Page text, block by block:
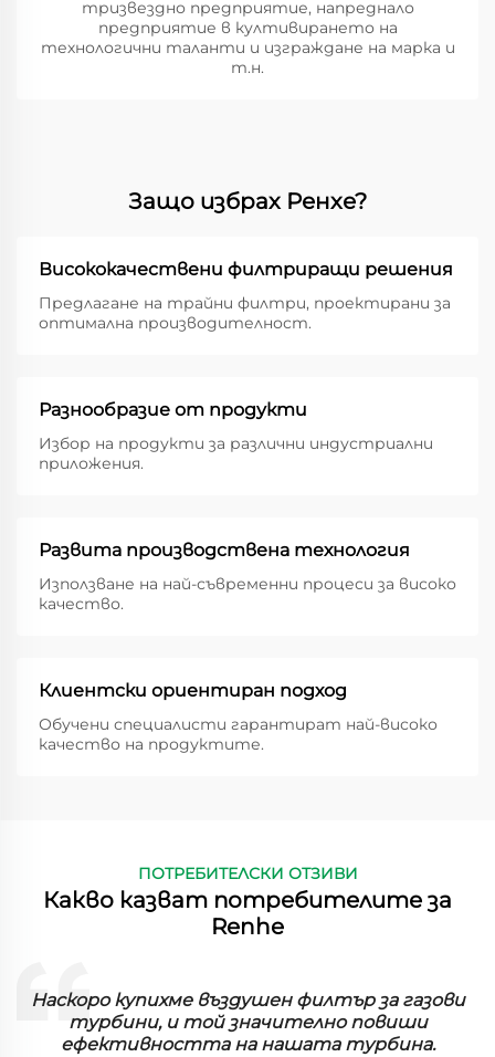
тризвездно предприятие, напреднало
предприятие в култивирането на
технологични таланти и изграждане на марка и
т.н.
Защо избрах Ренхе?
Висококачествени филтриращи решения
Предлагане на трайни филтри, проектирани за
оптимална производителност.
Разнообразие от продукти
Избор на продукти за различни индустриални
приложения.
Развита производствена технология
Използване на най-съвременни процеси за високо
качество.
Клиентски ориентиран подход
Обучени специалисти гарантират най-високо
качество на продуктите.
ПОТРЕБИТЕЛСКИ ОТЗИВИ
Какво казват потребителите за
Renhe
за газови
повиши
Сгъстените филтри работят
добре в нашия завод. Той улавя
ефективно и забелязахме голяма